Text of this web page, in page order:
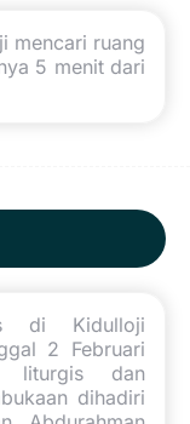
mencari ruang
5 menit dari
di Kidulloji
2 Februari
liturgis dan
dihadiri